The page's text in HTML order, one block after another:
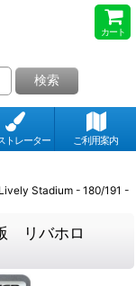
カート
検索
トレーター ご利用案内
Stadium - 180/191 -
リバホロ